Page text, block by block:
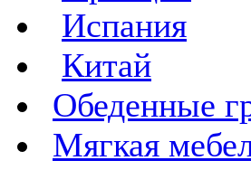
Испания
Китай
Обеденные
Мягкая